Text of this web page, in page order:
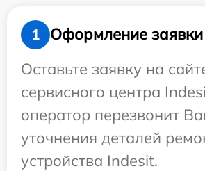
1
Оформление заявки
Оставьте заявку на
сервисного центра
оператор перезвонит
уточнения деталей
устройства Indesit.